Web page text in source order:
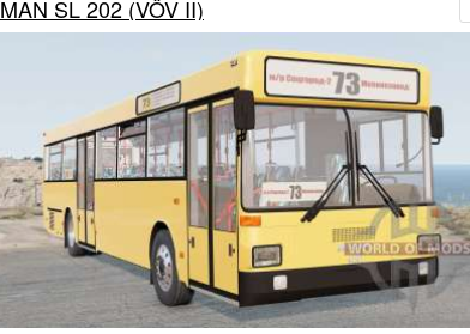
MAN SL 202 (VÖV II)